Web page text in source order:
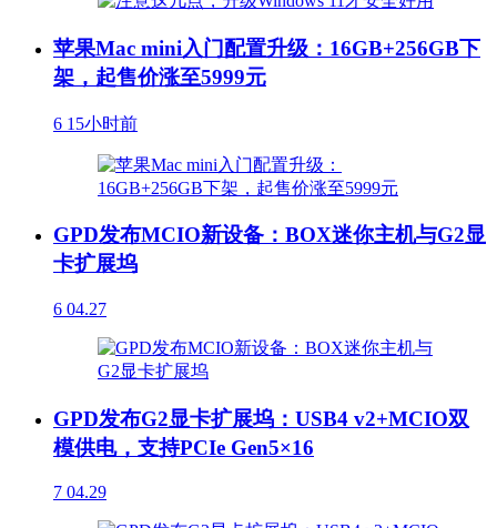
苹果Mac mini入门配置升级：16GB+256GB下
架，起售价涨至5999元
6 15小时前
GPD发布MCIO新设备：BOX迷你主机与G2显
卡扩展坞
6 04.27
GPD发布G2显卡扩展坞：USB4 v2+MCIO双
模供电，支持PCIe Gen5×16
7 04.29